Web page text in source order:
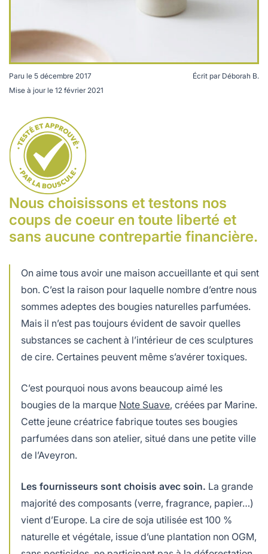
Paru le 5 décembre 2017
Mise à jour le 12 février 2021
Écrit par Déborah B.
Nous choisissons et testons nos
coups de coeur en toute liberté et
sans aucune contrepartie financière.
On aime tous avoir une maison accueillante et qui sent
bon. C’est la raison pour laquelle nombre d’entre nous
sommes adeptes des bougies naturelles parfumées.
Mais il n’est pas toujours évident de savoir quelles
substances se cachent à l’intérieur de ces sculptures
de cire. Certaines peuvent même s’avérer toxiques.
C’est pourquoi nous avons beaucoup aimé les
bougies de la marque Note Suave, créées par Marine.
Cette jeune créatrice fabrique toutes ses bougies
parfumées dans son atelier, situé dans une petite ville
de l’Aveyron.
Les fournisseurs sont choisis avec soin. La grande
majorité des composants (verre, fragrance, papier…)
vient d’Europe. La cire de soja utilisée est 100 %
naturelle et végétale, issue d’une plantation non OGM,